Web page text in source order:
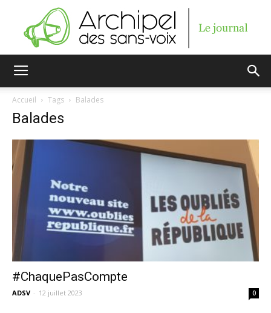
Accueil Tags Balades
Balades
#ChaquePasCompte
ADSV - 12 juillet 2023 0